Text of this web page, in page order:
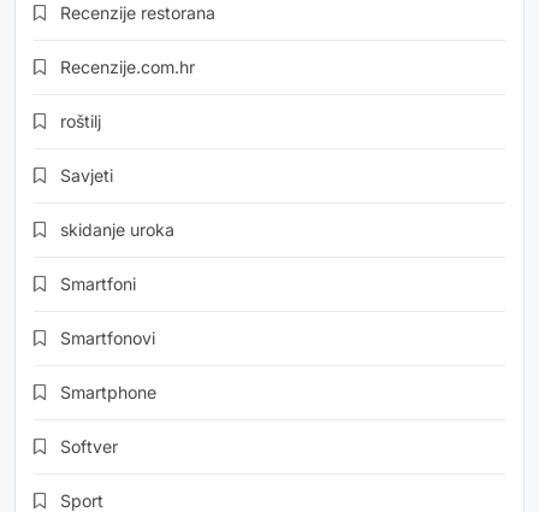
Recenzije restorana
Recenzije.com.hr
roštilj
Savjeti
skidanje uroka
Smartfoni
Smartfonovi
Smartphone
Softver
Sport